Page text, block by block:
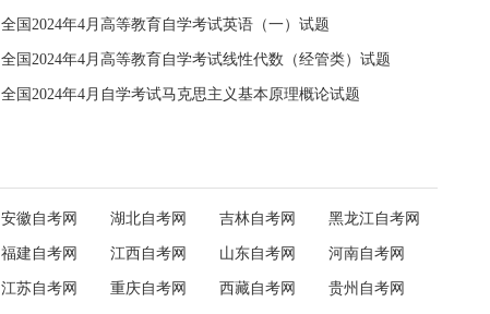
全国2024年4月高等教育自学考试英语（一）试题
全国2024年4月高等教育自学考试线性代数（经管类）试题
全国2024年4月自学考试马克思主义基本原理概论试题
安徽自考网 湖北自考网 吉林自考网 黑龙江自考网
福建自考网 江西自考网 山东自考网 河南自考网
江苏自考网 重庆自考网 西藏自考网 贵州自考网